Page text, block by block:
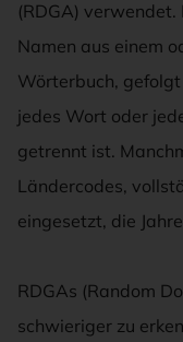
(RDGA)
Namen aus einem
Wörterbuch,
jedes Wort oder
getrennt ist.
Ländercodes,
eingesetzt, die
RDGAs (Random
schwieriger zu